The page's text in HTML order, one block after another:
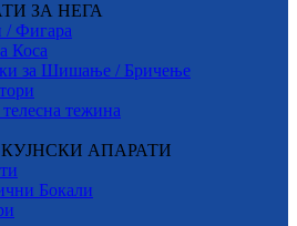
ЗА НЕГА
/ Фигара
Коса
за Шишање / Бричење
тежина
АПАРАТИ
Бокали